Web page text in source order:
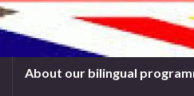
About our bilingual